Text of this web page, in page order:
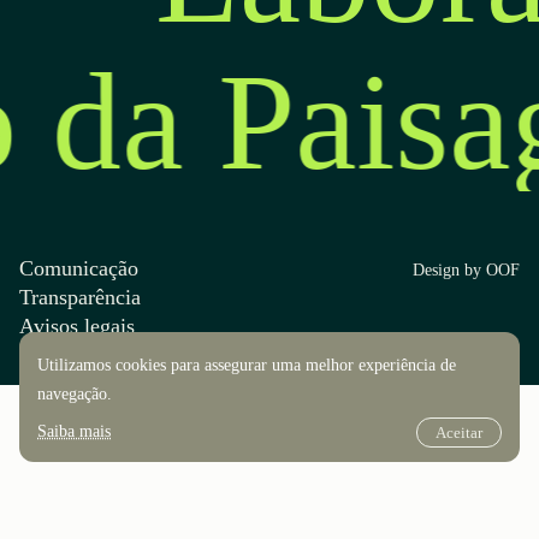
Comunicação
Transparência
Avisos legais
Design by OOF
Utilizamos cookies para assegurar uma melhor experiência de
navegação.
Saiba mais Aceitar